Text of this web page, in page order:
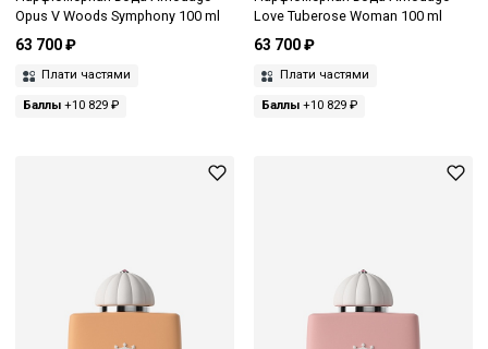
Opus V Woods Symphony 100 ml
63 700 ₽
Плати частями
Баллы +10 829 ₽
Love Tuberose Woman 100 ml
63 700 ₽
Плати частями
Баллы+10 829 ₽